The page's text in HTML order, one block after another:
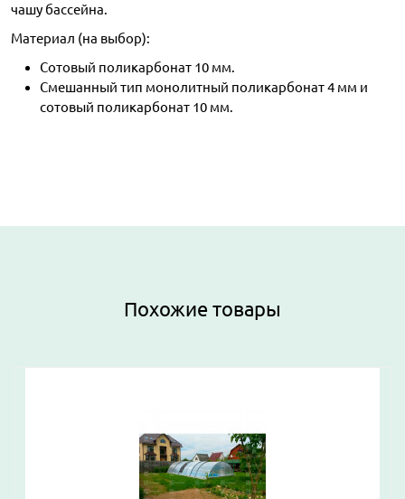
чашу бассейна.
Материал (на выбор):
Сотовый поликарбонат 10 мм.
Смешанный тип монолитный поликарбонат 4 мм и
сотовый поликарбонат 10 мм.
Похожие товары